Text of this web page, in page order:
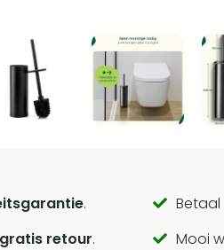
. Betaal
gratis retour. Mooi